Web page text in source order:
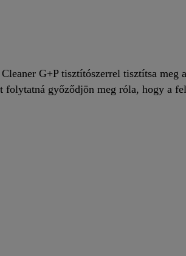
G+P tisztítószerrel tisztítsa meg
folytatná győződjön meg róla, hogy a